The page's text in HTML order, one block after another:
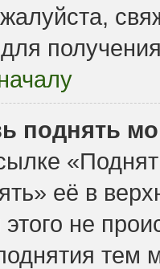
поднять
её в
не
тем